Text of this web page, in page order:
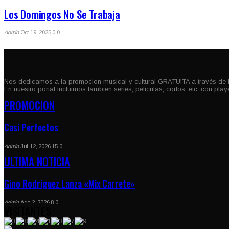
Los Domingos No Se Trabaja
Admin Oct 19, 2025 0 0
Nos dedicamos a la promocion musical y cultural GRATUITA a través de
En nuestro portal incluimos tambien series, peliculas, cortos, etc. con
PROMOCION
Casi Perfectos
AdminJul 12, 2026 15 0
ULTIMA NOTICIA
Gino Rodríguez Lanza «Mix Carrete»
Admin Ago 2, 2026 8 0